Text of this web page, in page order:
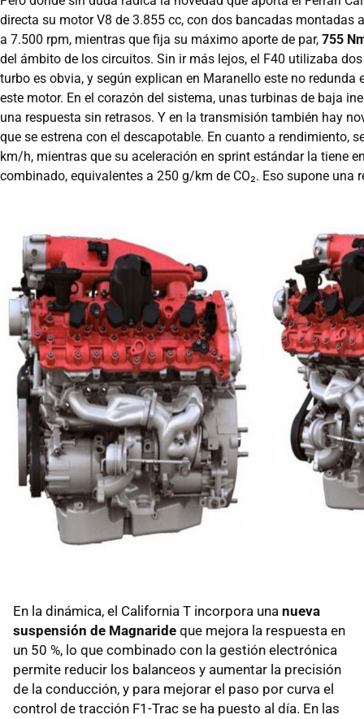
directa su motor V8 de 3.855 cc, con dos bancadas montadas
a 7.500 rpm, mientras que fija su máximo aporte de par, 755
del ámbito de los circuitos. Sin ir más lejos, el F40 utilizaba
turbo es obvia, y según explican en Maranello este no
este motor. En el corazón del sistema, unas turbinas de baja
una respuesta sin retrasos. Y en la transmisión también hay
que se estrena con el descapotable. En cuanto a rendimiento,
km/h, mientras que su aceleración en sprint estándar la tiene
combinado, equivalentes a 250 g/km de CO₂. Eso supone una
En la dinámica, el California T incorpora una nueva
suspensión de Magnaride que mejora la respuesta en
un 50 %, lo que combinado con la gestión electrónica
permite reducir los balanceos y aumentar la precisión
de la conducción, y para mejorar el paso por curva el
control de tracción F1-Trac se ha puesto al día. En las